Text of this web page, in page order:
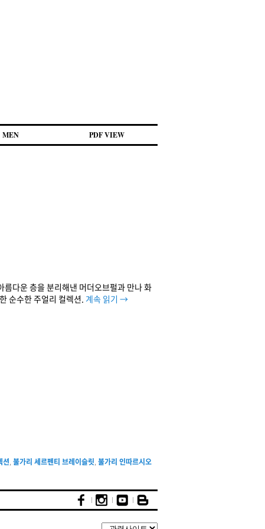
MEN PDF VIEW
다운 층을 분리해낸 머더오브펄과 만나 화
순수한 주얼리 컬렉션. 계속 읽기 →
션,불가리 세르펜티 브레이슬릿,불가리 인따르시오